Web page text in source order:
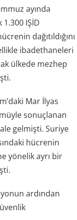
ayında
1.300 IŞİD
dağıtıldığını
ibadethaneleri
ülkede mezhep
Mar İlyas
sonuçlanan
gelmişti. Suriye
hücrenin
yönelik ayrı bir
ardından